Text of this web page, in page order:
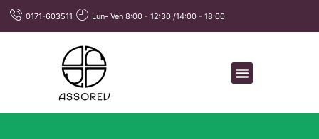
0171-603511 Lun- Ven 8:00 - 12:30 /14:00 - 18:00